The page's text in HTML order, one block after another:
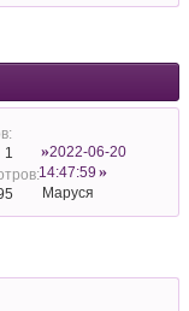
1
2022-06-20
14:47:59
Маруся